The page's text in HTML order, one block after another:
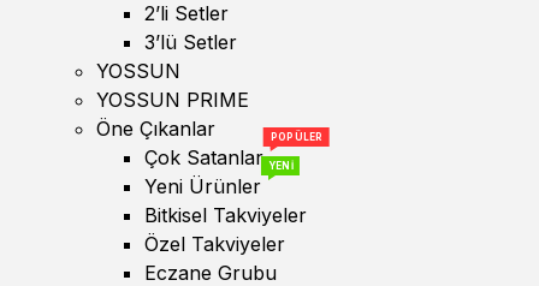
2’li Setler
3’lü Setler
YOSSUN
YOSSUN PRIME
Öne Çıkanlar
Çok Satanlar
POPÜLER
Yeni Ürünler
YENİ
Bitkisel Takviyeler
Özel Takviyeler
Eczane Grubu